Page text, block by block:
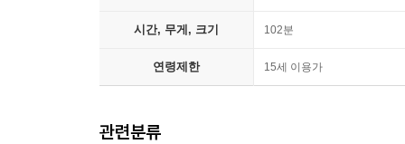
시간, 무게, 크기 102분
연령제한 15세 이용가
관련분류